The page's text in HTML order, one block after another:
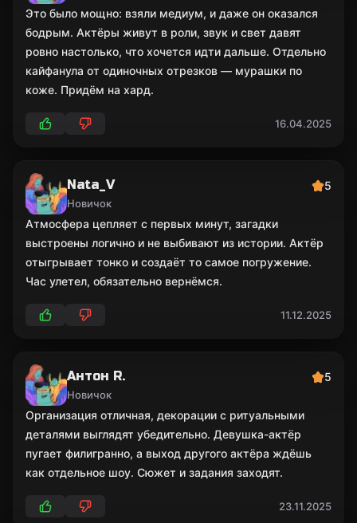
Это было мощно: взяли медиум, и даже он оказался
бодрым. Актёры живут в роли, звук и свет давят
ровно настолько, что хочется идти дальше. Отдельно
кайфанула от одиночных отрезков — мурашки по
коже. Придём на хард.
16.04.2025
Nata_V
Новичок
5
Атмосфера цепляет с первых минут, загадки
выстроены логично и не выбивают из истории. Актёр
отыгрывает тонко и создаёт то самое погружение.
Час улетел, обязательно вернёмся.
11.12.2025
Антон R.
Новичок
5
Организация отличная, декорации с ритуальными
деталями выглядят убедительно. Девушка-актёр
пугает филигранно, а выход другого актёра ждёшь
как отдельное шоу. Сюжет и задания заходят.
23.11.2025